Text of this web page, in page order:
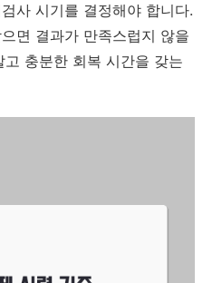
사 시기를 결정해야 합니다.
면 결과가 만족스럽지 않을
충분한 회복 시간을 갖는